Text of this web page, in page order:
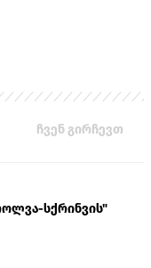
ჩვენ გირჩევთ
სქრინვის"